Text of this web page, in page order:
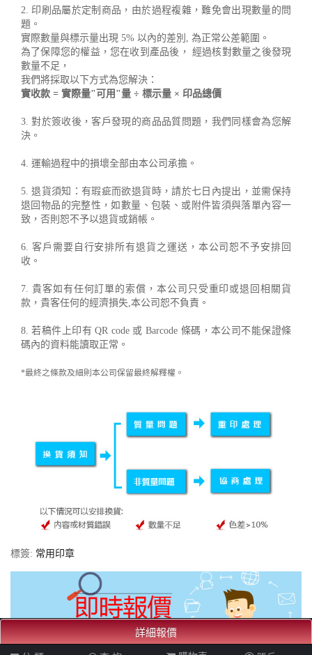
2. 印刷品屬於定制商品，由於過程複雜，難免會出現數量的問
題。
實際數量與標示量出現 5% 以內的差別, 為正常公差範圍。
為了保障您的權益，您在收到產品後， 經過核對數量之後發現
數量不足，
我們將採取以下方式為您解決：
實收款 = 實際量"可用"量 ÷ 標示量 × 印品總價
3. 對於簽收後，客戶發現的商品品質問題，我們同樣會為您解
決。
4. 運輸過程中的損壞全部由本公司承擔。
5. 退貨須知：有瑕疵而欲退貨時，請於七日內提出，並需保持
退回物品的完整性，如數量、包裝、或附件皆須與落單內容一
致，否則恕不予以退貨或銷帳。
6. 客戶需要自行安排所有退貨之運送，本公司恕不予安排回
收。
7. 貴客如有任何訂單的索償，本公司只受重印或退回相關貨
款，貴客任何的經濟損失,本公司恕不負責。
8. 若稿件上印有 QR code 或 Barcode 條碼，本公司不能保證條
碼內的資料能讀取正常。
*最終之條款及細則本公司保留最終解釋權。
標簽: 常用印章
詳細報價